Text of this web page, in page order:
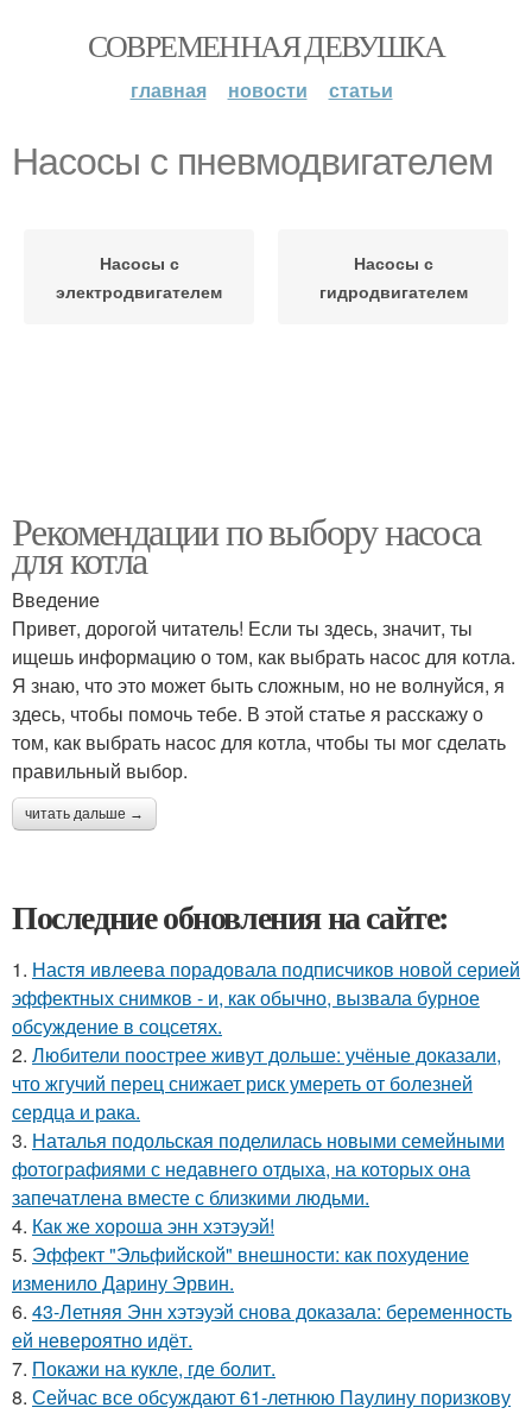
СОВРЕМЕННАЯ ДЕВУШКА
главная новости статьи
Насосы с пневмодвигателем
Насосы с
электродвигателем
Насосы с
гидродвигателем
Рекомендации по выбору насоса
для котла
Введение
Привет, дорогой читатель! Если ты здесь, значит, ты
ищешь информацию о том, как выбрать насос для котла.
Я знаю, что это может быть сложным, но не волнуйся, я
здесь, чтобы помочь тебе. В этой статье я расскажу о
том, как выбрать насос для котла, чтобы ты мог сделать
правильный выбор.
читать дальше →
Последние обновления на сайте:
1. Настя ивлеева порадовала подписчиков новой серией
эффектных снимков - и, как обычно, вызвала бурное
обсуждение в соцсетях.
2. Любители поострее живут дольше: учёные доказали,
что жгучий перец снижает риск умереть от болезней
сердца и рака.
3. Наталья подольская поделилась новыми семейными
фотографиями с недавнего отдыха, на которых она
запечатлена вместе с близкими людьми.
4. Как же хороша энн хэтэуэй!
5. Эффект "Эльфийской" внешности: как похудение
изменило Дарину Эрвин.
6. 43-Летняя Энн хэтэуэй снова доказала: беременность
ей невероятно идёт.
7. Покажи на кукле, где болит.
8. Сейчас все обсуждают 61-летнюю Паулину поризкову